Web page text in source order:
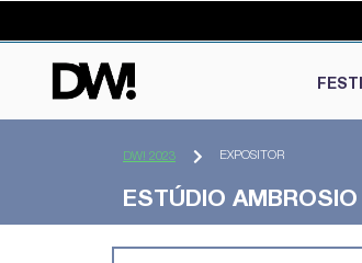
DW! 2023 EXPOSITOR
ESTÚDIO AMBROSIO